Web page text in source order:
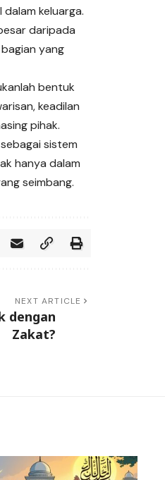
keluarga.
daripada
yang
bentuk
keadilan
pihak.
sistem
hanya dalam
seimbang.
NEXT ARTICLE
dengan
Zakat?